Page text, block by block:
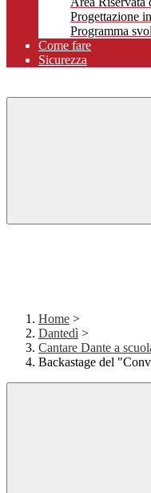
Progettazione
Programma
Come fare
Sicurezza
Home >
Dantedì >
Cantare Dante a
Backastage del